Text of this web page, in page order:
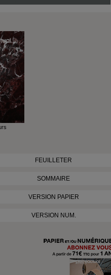
FEUILLETER
SOMMAIRE
VERSION PAPIER
VERSION NUM.